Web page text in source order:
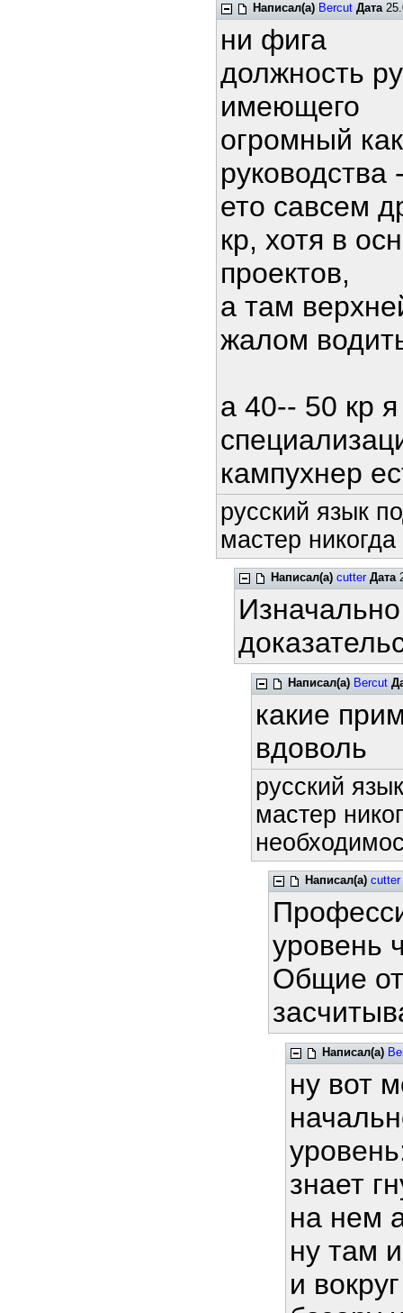
Написал(а) Bercut Дата
ни фига
должность
имеющего
огромный
руководства
ето савсем
кр, хотя в
проектов,
а там
жалом
а 40-- 50 кр
кампухнер
русский язык
мастер
Написал(а) cutter Дата
Написал(а) Bercut
какие
вдоволь
русский
мастер
Написал(а) cutter
уровень
Общие
Написал(а)
ну вот
знает
на нем
ну там
и